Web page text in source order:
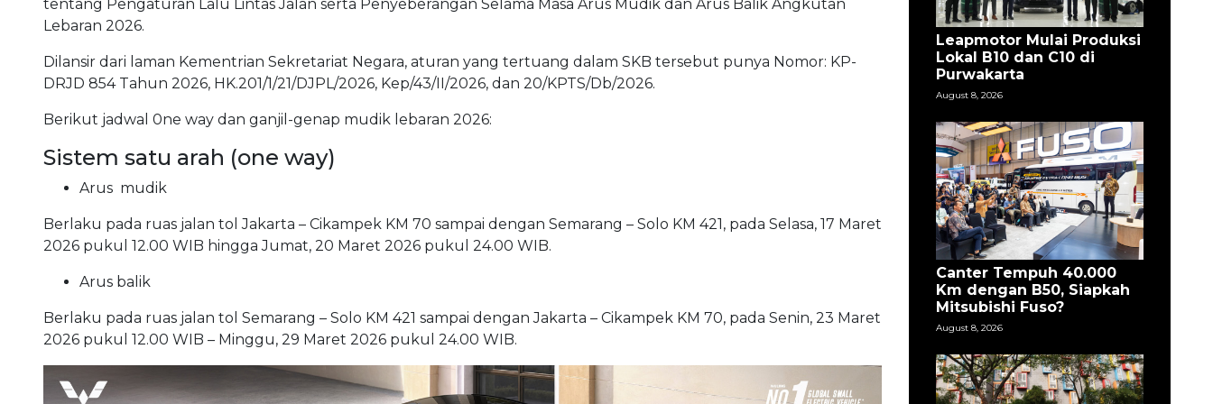
tentang Pengaturan Lalu Lintas Jalan serta Penyeberangan Selama Masa Arus Mudik dan Arus Balik Angkutan
Lebaran 2026.
Dilansir dari laman Kementrian Sekretariat Negara, aturan yang tertuang dalam SKB tersebut punya Nomor: KP-
DRJD 854 Tahun 2026, HK.201/1/21/DJPL/2026, Kep/43/II/2026, dan 20/KPTS/Db/2026.
Berikut jadwal 0ne way dan ganjil-genap mudik lebaran 2026:
Sistem satu arah (one way)
Arus mudik
Berlaku pada ruas jalan tol Jakarta – Cikampek KM 70 sampai dengan Semarang – Solo KM 421, pada Selasa, 17 Maret
2026 pukul 12.00 WIB hingga Jumat, 20 Maret 2026 pukul 24.00 WIB.
Arus balik
Berlaku pada ruas jalan tol Semarang – Solo KM 421 sampai dengan Jakarta – Cikampek KM 70, pada Senin, 23 Maret
2026 pukul 12.00 WIB – Minggu, 29 Maret 2026 pukul 24.00 WIB.
Leapmotor Mulai Produksi
Lokal B10 dan C10 di
Purwakarta
August 8, 2026
Canter Tempuh 40.000
Km dengan B50, Siapkah
Mitsubishi Fuso?
August 8, 2026